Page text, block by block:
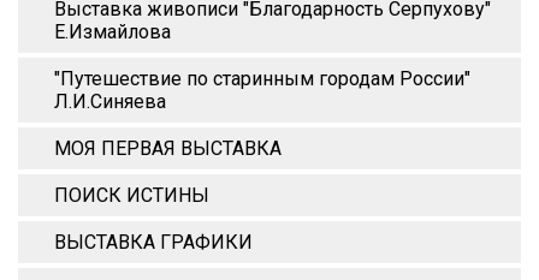
Выставка живописи "Благодарность Серпухову"
Е.Измайлова
"Путешествие по старинным городам России"
Л.И.Синяева
МОЯ ПЕРВАЯ ВЫСТАВКА
ПОИСК ИСТИНЫ
ВЫСТАВКА ГРАФИКИ